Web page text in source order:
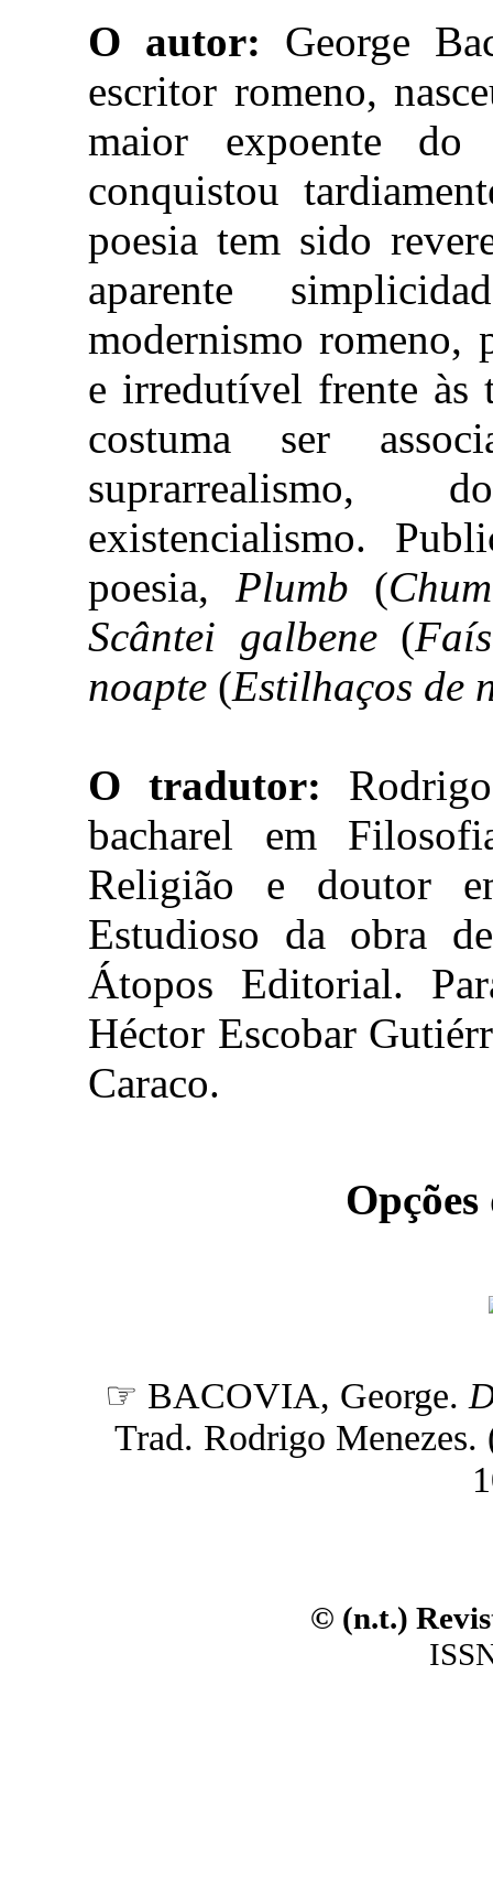
O autor: George
escritor romeno,
maior expoente
conquistou
poesia tem sido
aparente
modernismo romeno,
e irredutível frente às
costuma ser
suprarrealismo,
existencialismo.
poesia, Plumb (
Scântei galbene(
noapte (Estilhaços de
O tradutor:
bacharel em
Religião e doutor
Estudioso da obra
Átopos Editorial.
Héctor Escobar
Caraco.
☞ BACOVIA, George.
Trad. Rodrigo
© (n.t.)